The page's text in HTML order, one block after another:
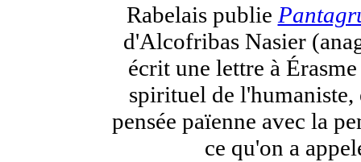
Rabelais publie
d'Alcofribas Nasier
écrit une lettre à
spirituel de
pensée païenne avec la
ce qu'on a